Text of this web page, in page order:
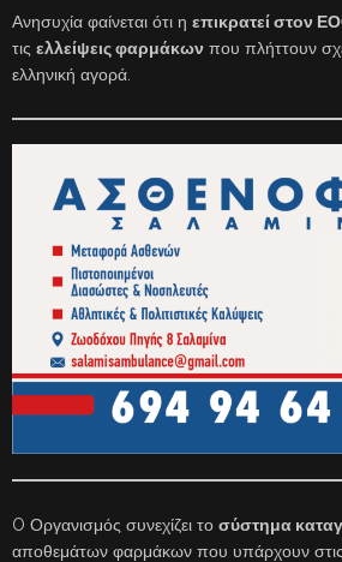
Ανησυχία φαίνεται ότι η επικρατεί στον
τις ελλείψεις φαρμάκων που πλήττουν
ελληνική αγορά.
O Οργανισμός συνεχίζει το σύστημα
αποθεμάτων φαρμάκων που υπάρχουν